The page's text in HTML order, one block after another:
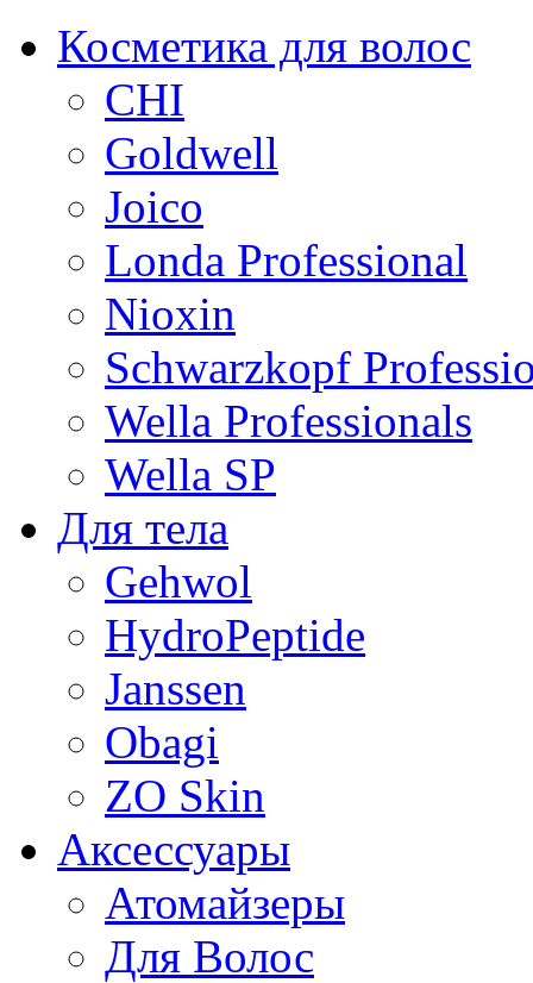
Косметика для волос
CHI
Goldwell
Joico
Londa Professional
Nioxin
Schwarzkopf
Wella Professionals
Wella SP
Для тела
Gehwol
HydroPeptide
Janssen
Obagi
ZO Skin
Aксессуары
Атомайзеры
Для Волос